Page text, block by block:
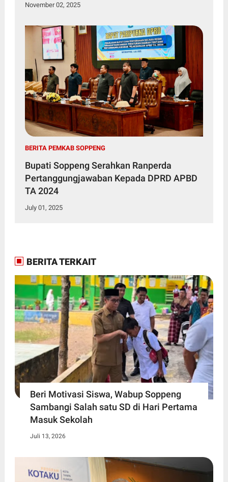
November 02, 2025
BERITA PEMKAB SOPPENG
Bupati Soppeng Serahkan Ranperda
Pertanggungjawaban Kepada DPRD APBD
TA 2024
July 01, 2025
BERITA TERKAIT
Beri Motivasi Siswa, Wabup Soppeng
Sambangi Salah satu SD di Hari Pertama
Masuk Sekolah
Juli 13, 2026